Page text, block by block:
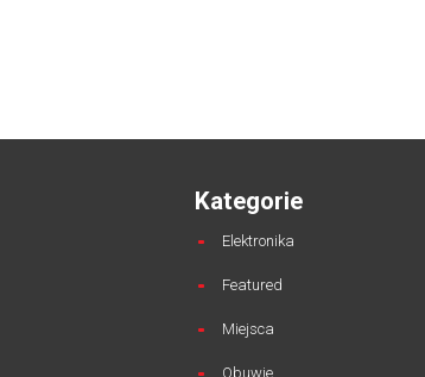
Kategorie
Elektronika
Featured
Miejsca
Obuwie